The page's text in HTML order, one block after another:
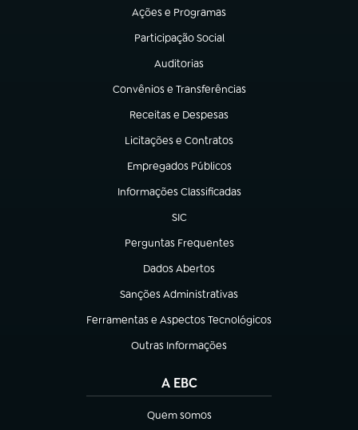
Ações e Programas
(abre em nova aba)
Participação Social
(abre em nova aba)
Auditorias
(abre em nova aba)
Convênios e Transferências
(abre em nova aba)
Receitas e Despesas
(abre em nova aba)
Licitações e Contratos
(abre em nova aba)
Empregados Públicos
(abre em nova aba)
Informações Classificadas
(abre em nova aba)
SIC
(abre em nova aba)
Perguntas Frequentes
(abre em nova aba)
Dados Abertos
(abre em nova aba)
Sanções Administrativas
(abre em nova aba)
Ferramentas e Aspectos Tecnológicos
(abre em nova aba)
Outras Informações
(abre em nova aba)
A EBC
Quem somos
(abre em nova aba)